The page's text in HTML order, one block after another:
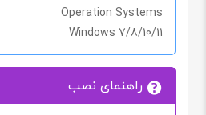
Operation Systems
Windows 7/8/10/11
راهنمای نصب